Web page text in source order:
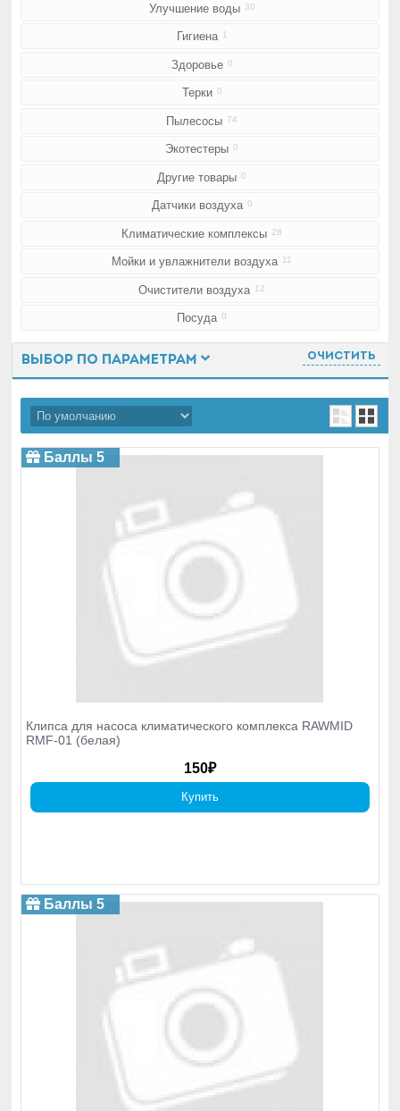
Улучшение воды 30
Гигиена 1
Здоровье 0
Терки 0
Пылесосы 74
Экотестеры 0
Другие товары 0
Датчики воздуха 0
Климатические комплексы 28
Мойки и увлажнители воздуха 11
Очистители воздуха 12
Посуда 0
Выбор по параметрам Очистить
Клипса для насоса климатического комплекса RAWMID
RMF-01 (белая)
150₽
Баллы 5
Купить
Баллы 5